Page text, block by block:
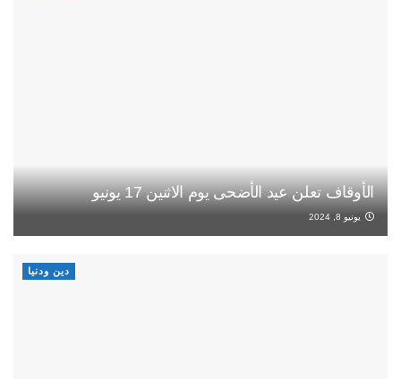
الأوقاف تعلن عيد الأضحى يوم الاثنين 17 يونيو
يونيو 8, 2024
دين ودنيا